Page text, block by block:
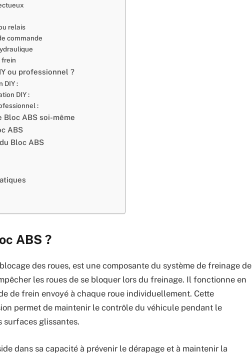
relais
commande
frein
ou professionnel ?
DIY :
DIY :
:
Bloc ABS soi-même
ABS
Bloc ABS
ABS ?
des roues, est une composante du système de freinage de
les roues de se bloquer lors du freinage. Il fonctionne en
de frein envoyé à chaque roue individuellement. Cette
permet de maintenir le contrôle du véhicule pendant le
surfaces glissantes.
dans sa capacité à prévenir le dérapage et à maintenir la